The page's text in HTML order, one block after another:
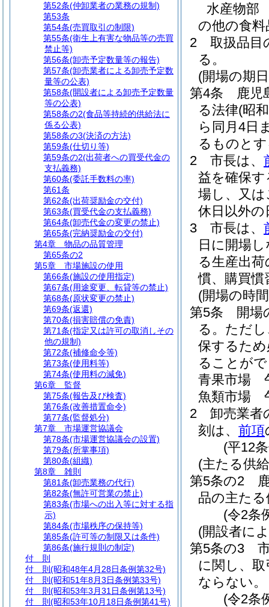
水産物部
の他の食料
2
取扱品目
る。
(開場の期
第4条
鹿児
る法律(昭
ら同月4日
るものと
2
市長は、
益を確保
場し、又
休日以外
3
市長は、
日に開場
る生産出
慣、購買
(開場の時
第5条
開場
る。 ただ
保するた
ることが
青果市場
魚類市場
2
卸売業者
刻は、 前項
(平12
(主たる供
第5条の2
品の主た
(令2条
(開設者に
第5条の3
に関し、
ならない。
(令2条
第52条(仲卸業者の業務の規制)
第53条
第54条(売買取引の制限)
第55条(衛生上有害な物品等の売買
禁止等)
第56条(卸売予定数量等の報告)
第57条(卸売業者による卸売予定数
量等の公表)
第58条(開設者による卸売予定数量
等の公表)
第58条の2(食品等持続的供給法に
係る公表)
第58条の3(決済の方法)
第59条(仕切り等)
第59条の2(出荷者への買受代金の
支払義務)
第60条(委託手数料の率)
第61条
第62条(出荷奨励金の交付)
第63条(買受代金の支払義務)
第64条(卸売代金の変更の禁止)
第65条(完納奨励金の交付)
第4章
物品の品質管理
第65条の2
第5章
市場施設の使用
第66条(施設の使用指定)
第67条(用途変更、転貸等の禁止)
第68条(原状変更の禁止)
第69条(返還)
第70条(損害賠償の免責)
第71条(指定又は許可の取消しその
他の規制)
第72条(補修命令等)
第73条(使用料等)
第74条(使用料の減免)
第6章
監督
第75条(報告及び検査)
第76条(改善措置命令)
第77条(監督処分)
第7章
市場運営協議会
第78条(市場運営協議会の設置)
第79条(所掌事項)
第80条(組織)
第8章
雑則
第81条(卸売業務の代行)
第82条(無許可営業の禁止)
第83条(市場への出入等に対する指
示)
第84条(市場秩序の保持等)
第85条(許可等の制限又は条件)
第86条(施行規則の制定)
付 則
付 則 (昭和48年4月28日条例第32号)
付 則 (昭和51年8月3日条例第33号)
付 則 (昭和53年3月31日条例第13号)
付 則 (昭和53年10月18日条例第41号)